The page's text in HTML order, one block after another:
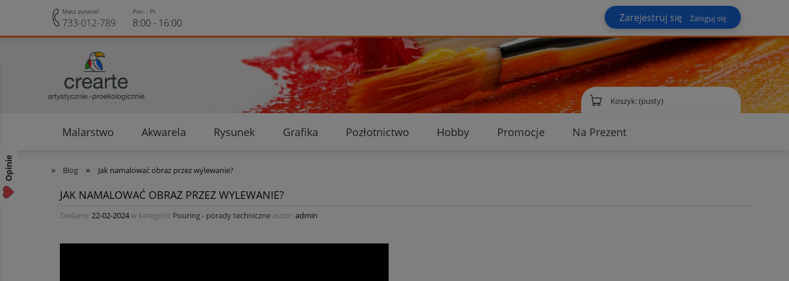
Zarejestruj się Zaloguj się
Koszyk:(pusty)
Malarstwo Akwarela Rysunek Grafika Pozłotnictwo Hobby Promocje
Na Prezent
» Blog » Jak namalować obraz przez wylewanie?
JAK NAMALOWAĆ OBRAZ PRZEZ WYLEWANIE?
Dodano: 22-02-2024w kategorii: Pouring - porady techniczne autor: admin
Masz pytania?
733-012-789
Pon. - Pt.
8:00 - 16:00
Opinie